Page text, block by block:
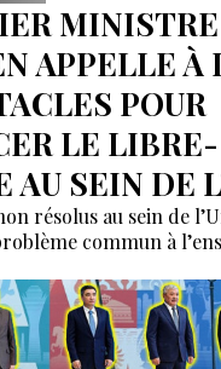
MINISTRE
APPELLE À
POUR
LE LIBRE-
AU SEIN DE
résolus au sein de
commun à